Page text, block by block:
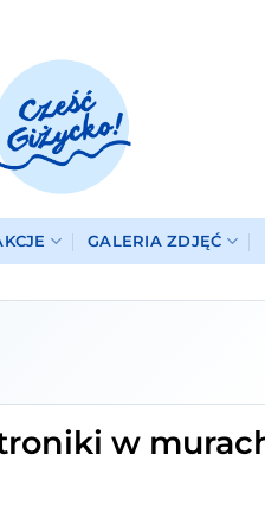
GALERIA ZDJĘĆ
w